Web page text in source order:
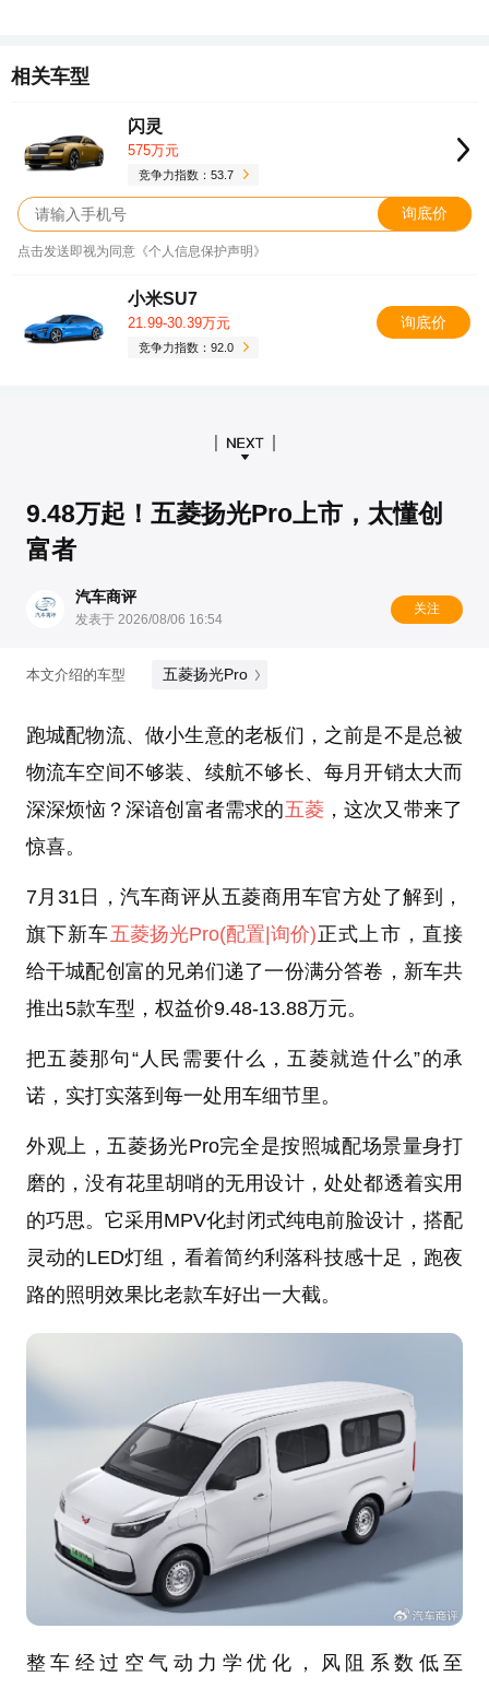
相关车型
闪灵
575万元
竞争力指数：53.7
询底价
点击发送即视为同意《个人信息保护声明》
小米SU7
21.99-30.39万元
竞争力指数：92.0
询底价
9.48万起！五菱扬光Pro上市，太懂创
富者
汽车商评
发表于 2026/08/06 16:54
关注
本文介绍的车型 五菱扬光Pro
跑城配物流、做小生意的老板们，之前是不是总被
物流车空间不够装、续航不够长、每月开销太大而
深深烦恼？深谙创富者需求的五菱，这次又带来了
惊喜。
7月31日，汽车商评从五菱商用车官方处了解到，
旗下新车五菱扬光Pro(配置 |询价)正式上市，直接
给干城配创富的兄弟们递了一份满分答卷，新车共
推出5款车型，权益价9.48-13.88万元。
把五菱那句“人民需要什么，五菱就造什么”的承
诺，实打实落到每一处用车细节里。
外观上，五菱扬光Pro完全是按照城配场景量身打
磨的，没有花里胡哨的无用设计，处处都透着实用
的巧思。它采用MPV化封闭式纯电前脸设计，搭配
灵动的LED灯组，看着简约利落科技感十足，跑夜
路的照明效果比老款车好出一大截。
整车经过空气动力学优化，风阻系数低至